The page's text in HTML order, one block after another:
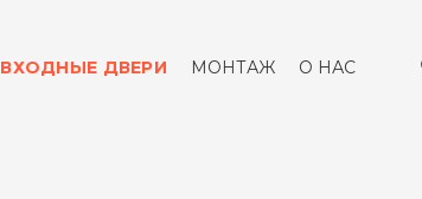
ВХОДНЫЕ ДВЕРИ МОНТАЖ О НАС